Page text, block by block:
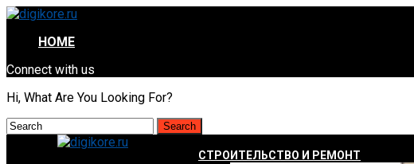
HOME
Connect with us
Hi, What Are You Looking For?
СТРОИТЕЛЬСТВО И РЕМОНТ